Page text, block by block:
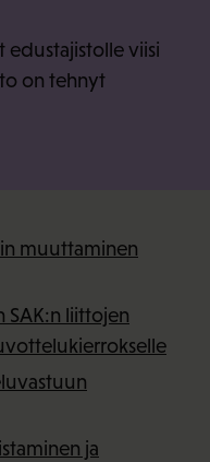
edustajistolle viisi
on tehnyt
muuttaminen
SAK:n liittojen
ja